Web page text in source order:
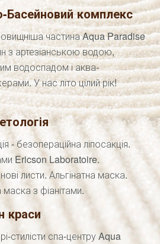
Басейновий комплекс
частина Aqua Paradise
з артезіанською водою,
водоспадом і аква-
У нас літо цілий рік!
- безопераційна ліпосакція.
Ericson Laboratoire.
листи. Альгінатна маска.
з фіанітами.
краси
стилісти спа-центру Aqua